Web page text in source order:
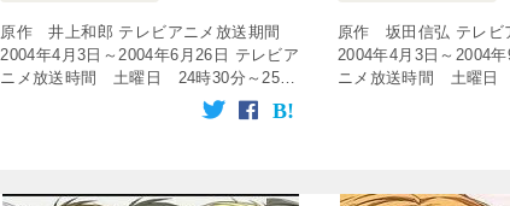
原作 井上和郎 テレビアニメ放送期間
2004年4月3日～2004年6月26日 テレビア
ニメ放送時間 土曜日 24時30分～25時
00分 など 放送局 独立UHF局 話数
全13話 [tubepress output=& […]
原作 坂田信弘 テレビ
2004年4月3日～2004
ニメ放送時間 土曜日
00分 放送局 テレビ
26話 [tubepress